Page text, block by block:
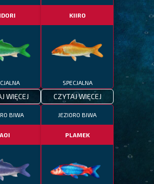
WIĘCEJ
KIIRO
SPECJALNA
CZYTAJ WIĘCEJ
BIWA
AOI
JEZIORO BIWA
PLAMEK